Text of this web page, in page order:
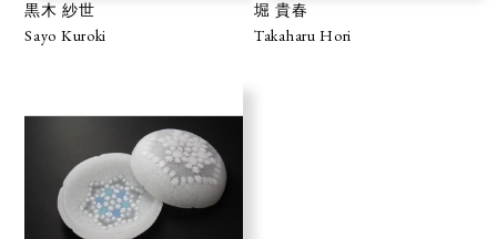
黒木 紗世
Sayo Kuroki
堀 貴春
Takaharu Hori